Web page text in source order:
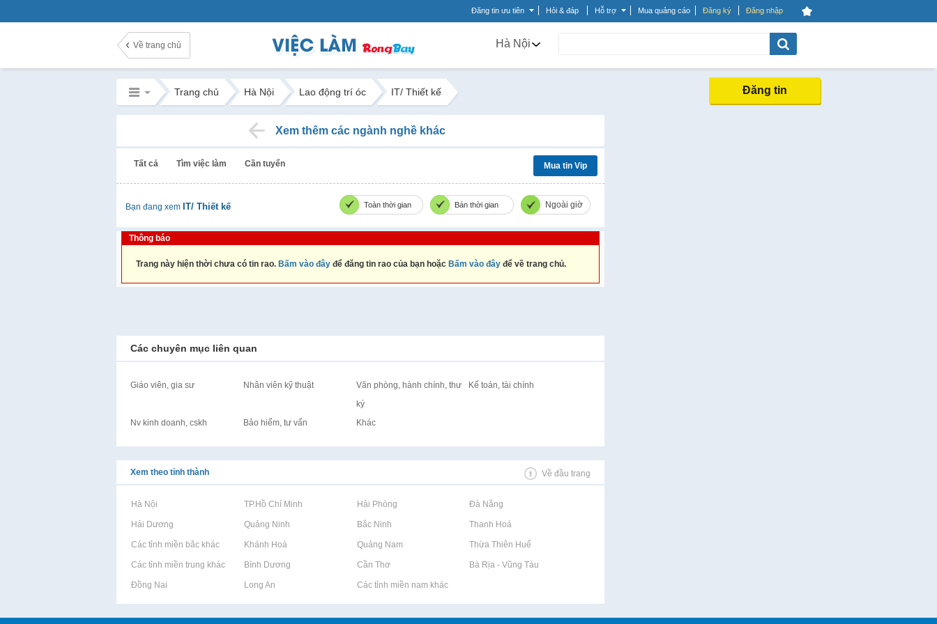
Đăng tin ưu tiên Hỏi & đáp Hỗ trợ Mua quảng cáo Đăng ký Đăng nhập
Về trang chủ Hà Nội
Trang chủ Hà Nội Lao động trí óc IT/ Thiết kế Đăng tin
Xem thêm các ngành nghề khác
Tất cả Tìm việc làm Cần tuyển Mua tin Vip
Bạn đang xem IT/ Thiết kế Toàn thời gian Bán thời gian Ngoài giờ
Thông báo
Trang này hiện thời chưa có tin rao. Bấm vào đây để đăng tin rao của bạn hoặc Bấm vào đây để về trang chủ.
Các chuyên mục liên quan
Giáo viên, gia sư Nhân viên kỹ thuật
Văn phòng, hành chính, thư
ký
Kế toán, tài chính
Nv kinh doanh, cskh Bảo hiểm, tư vấn Khác
Xem theo tỉnh thành Về đầu trang
Rao vặt tại Hà Nội Rao vặt tại TP.Hồ Chí Minh Rao vặt tại Hải Phòng Rao vặt tại Đà Nẵng
Rao vặt tại Hải Dương Rao vặt tại Quảng Ninh Rao vặt tại Bắc Ninh Rao vặt tại Thanh Hoá
Rao vặt tại Các tỉnh miền bắc khácRao vặt tại Khánh Hoà Rao vặt tại Quảng Nam Rao vặt tại Thừa Thiên Huế
Rao vặt tại Các tỉnh miền trung khácRao vặt tại Bình Dương Rao vặt tại Cần Thơ Rao vặt tại Bà Rịa - Vũng Tàu
Rao vặt tại Đồng Nai Rao vặt tại Long An Rao vặt tại Các tỉnh miền nam khác